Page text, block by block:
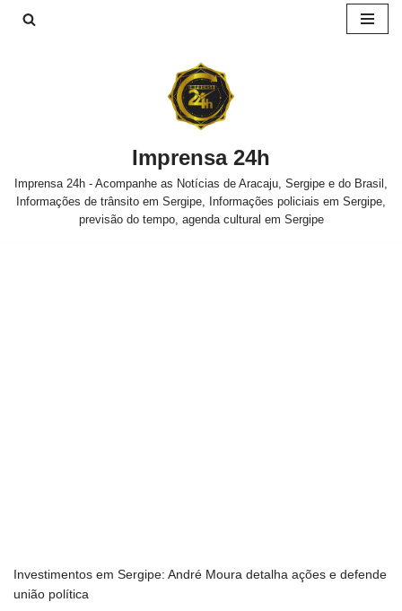
Imprensa 24h
Imprensa 24h - Acompanhe as Notícias de Aracaju, Sergipe e do Brasil,
Informações de trânsito em Sergipe, Informações policiais em Sergipe,
previsão do tempo, agenda cultural em Sergipe
Investimentos em Sergipe: André Moura detalha ações e defende
união política